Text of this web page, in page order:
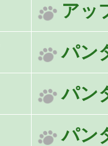
アッ
パン
パン
パン